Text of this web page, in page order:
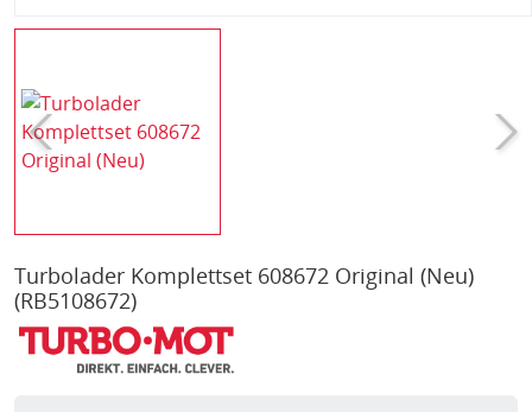
Turbolader Komplettset 608672 Original (Neu)
(RB5108672)